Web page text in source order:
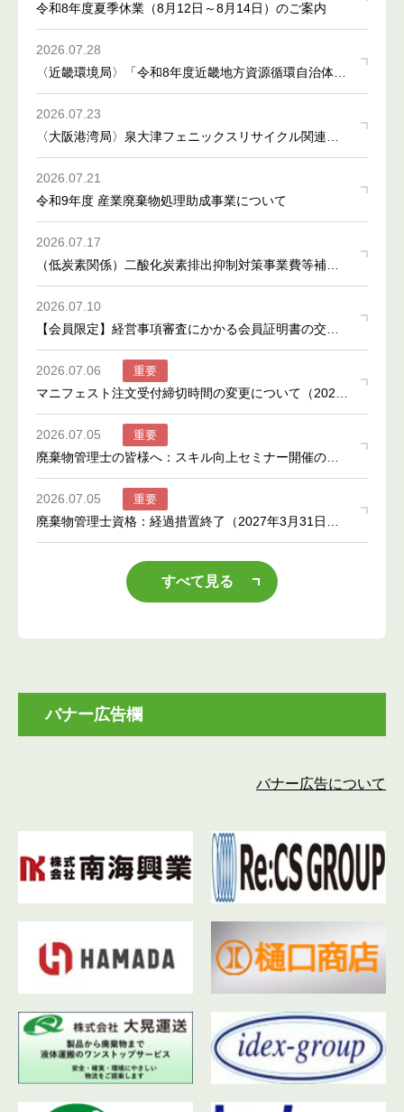
令和8年度夏季休業（8月12日～8月14日）のご案内
2026.07.28
〈近畿環境局〉「令和8年度近畿地方資源循環自治体フ
ォーラム」開催のお知らせ
2026.07.23
〈大阪港湾局〉泉大津フェニックスリサイクル関連産
業用地におけるニーズ調査アンケートについて（ご協
力のお願い）
2026.07.21
令和9年度 産業廃棄物処理助成事業について
2026.07.17
（低炭素関係）二酸化炭素排出抑制対策事業費等補助
金（国内資源循環体制構築に向けた再エネ関連製品及
びベース素材の全体最適化実証事業）の２次公募につ
いて
2026.07.10
【会員限定】経営事項審査にかかる会員証明書の交付
について
2026.07.06
重要
マニフェスト注文受付締切時間の変更について（2026
年6月1日～）
2026.07.05
重要
廃棄物管理士の皆様へ：スキル向上セミナー開催のお
知らせ
2026.07.05
重要
廃棄物管理士資格：経過措置終了（2027年3月31日）
と5年期限満了に伴う再取得のご案内
すべて見る
バナー広告欄
バナー広告について